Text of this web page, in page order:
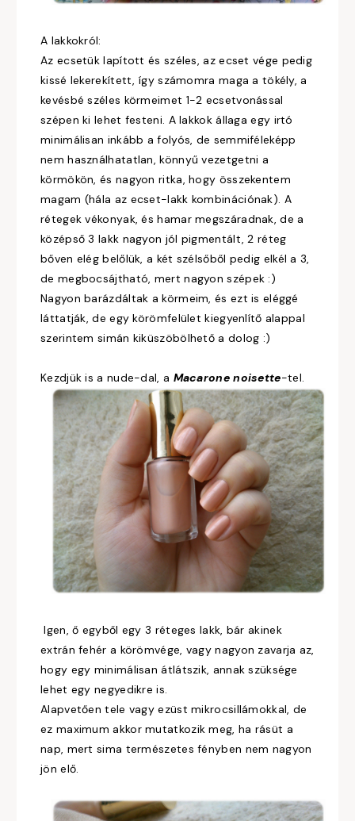
A lakkokról:
Az ecsetük lapított és széles, az ecset vége pedig
kissé lekerekített, így számomra maga a tökély, a
kevésbé széles körmeimet 1-2 ecsetvonással
szépen ki lehet festeni. A lakkok állaga egy irtó
minimálisan inkább a folyós, de semmiféleképp
nem használhatatlan, könnyű vezetgetni a
körmökön, és nagyon ritka, hogy összekentem
magam (hála az ecset-lakk kombinációnak). A
rétegek vékonyak, és hamar megszáradnak, de a
középső 3 lakk nagyon jól pigmentált, 2 réteg
bőven elég belőlük, a két szélsőből pedig elkél a 3,
de megbocsájtható, mert nagyon szépek :)
Nagyon barázdáltak a körmeim, és ezt is eléggé
láttatják, de egy körömfelület kiegyenlítő alappal
szerintem simán kiküszöbölhető a dolog :)
Kezdjük is a nude-dal, a Macarone noisette-tel.
Igen, ő egyből egy 3 réteges lakk, bár akinek
extrán fehér a körömvége, vagy nagyon zavarja az,
hogy egy minimálisan átlátszik, annak szüksége
lehet egy negyedikre is.
Alapvetően tele vagy ezüst mikrocsillámokkal, de
ez maximum akkor mutatkozik meg, ha rásüt a
nap, mert sima természetes fényben nem nagyon
jön elő.